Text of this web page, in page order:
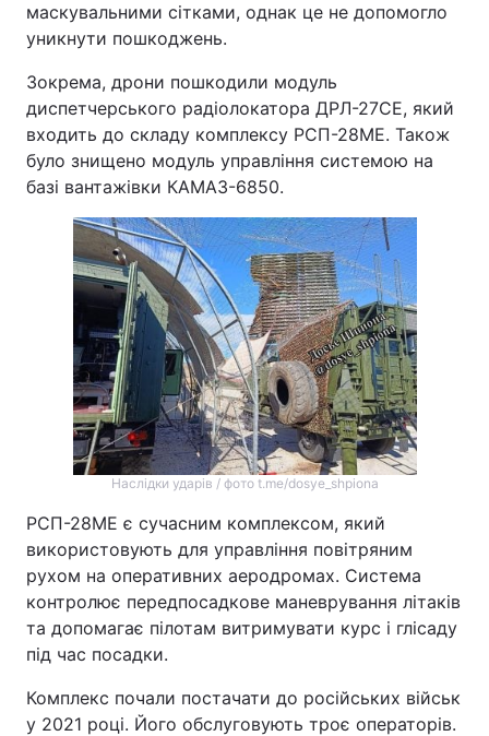
маскувальними сітками, однак це не допомогло
уникнути пошкоджень.
Зокрема, дрони пошкодили модуль
диспетчерського радіолокатора ДРЛ-27СЕ, який
входить до складу комплексу РСП-28МЕ. Також
було знищено модуль управління системою на
базі вантажівки КАМАЗ-6850.
Наслідки ударів / фото t.me/dosye_shpiona
РСП-28МЕ є сучасним комплексом, який
використовують для управління повітряним
рухом на оперативних аеродромах. Система
контролює передпосадкове маневрування літаків
та допомагає пілотам витримувати курс і глісаду
під час посадки.
Комплекс почали постачати до російських військ
у 2021 році. Його обслуговують троє операторів.